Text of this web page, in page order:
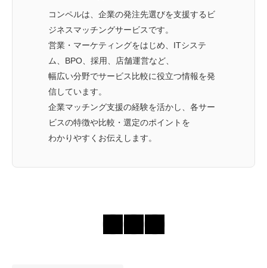
コンペルは、企業の発注先選びを支援するビ
ジネスマッチングサービスです。
営業・マーケティングをはじめ、ITシステ
ム、BPO、採用、店舗運営など、
幅広い分野でサービス比較に役立つ情報を発
信しています。
企業マッチング支援の経験を活かし、各サー
ビスの特徴や比較・選定のポイントを
わかりやすくお伝えします。